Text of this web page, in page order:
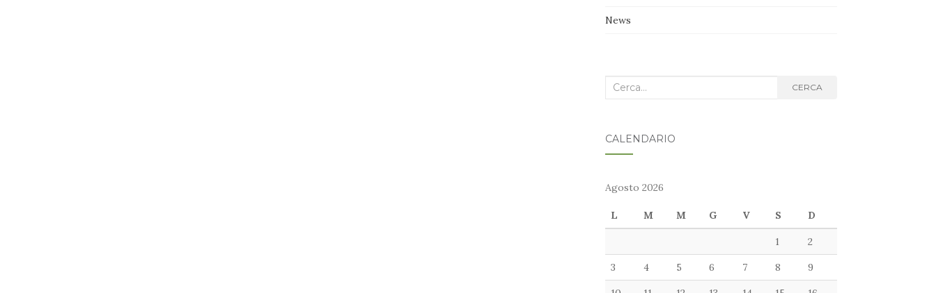
News
Cerca
CERCA
CALENDARIO
Agosto 2026
L M M G V S D
1 2
3 4 5 6 7 8 9